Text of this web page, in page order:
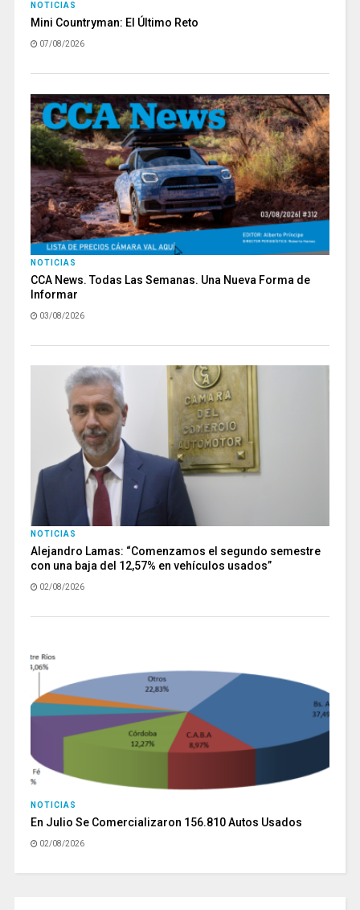
NOTICIAS
Mini Countryman: El Último Reto
07/08/2026
NOTICIAS
CCA News. Todas Las Semanas. Una Nueva Forma de
Informar
03/08/2026
NOTICIAS
Alejandro Lamas: “Comenzamos el segundo semestre
con una baja del 12,57% en vehículos usados”
02/08/2026
NOTICIAS
En Julio Se Comercializaron 156.810 Autos Usados
02/08/2026